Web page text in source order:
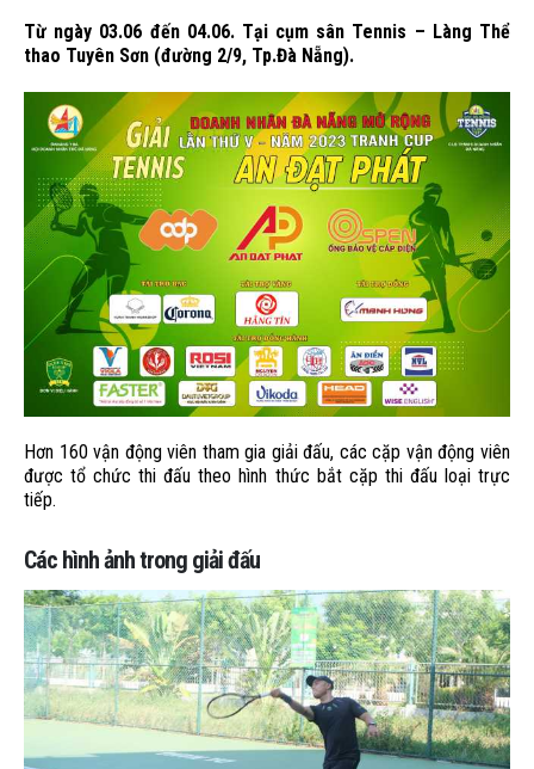
Từ ngày 03.06 đến 04.06. Tại cụm sân Tennis – Làng Thể
thao Tuyên Sơn (đường 2/9, Tp.Đà Nẵng).
Hơn 160 vận động viên tham gia giải đấu, các cặp vận động viên
được tổ chức thi đấu theo hình thức bắt cặp thi đấu loại trực
tiếp.
Các hình ảnh trong giải đấu